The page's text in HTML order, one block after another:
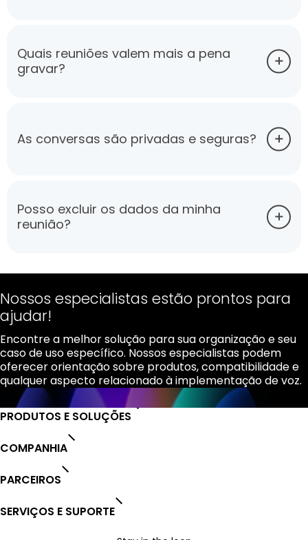
Quais reuniões valem mais a pena
gravar?
As conversas são privadas e seguras?
Posso excluir os dados da minha
reunião?
Nossos especialistas estão prontos para
ajudar!
Encontre a melhor solução para sua organização e seu
caso de uso específico. Nossos especialistas podem
oferecer orientação sobre produtos, compatibilidade e
qualquer aspecto relacionado à implementação de voz.
PRODUTOS E SOLUÇÕES
COMPANHIA
PARCEIROS
SERVIÇOS E SUPORTE